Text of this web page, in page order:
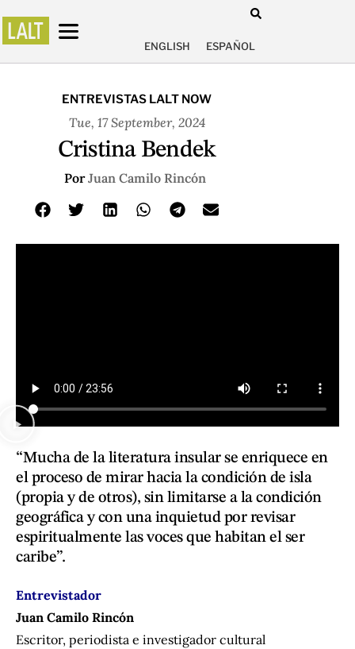
ENGLISH ESPAÑOL
ENTREVISTAS LALT NOW
Tue, 17 September, 2024
Cristina Bendek
PorJuan Camilo Rincón
“Mucha de la literatura insular se enriquece en
el proceso de mirar hacia la condición de isla
(propia y de otros), sin limitarse a la condición
geográfica y con una inquietud por revisar
espiritualmente las voces que habitan el ser
caribe”.
Entrevistador
Juan Camilo Rincón
Escritor, periodista e investigador cultural